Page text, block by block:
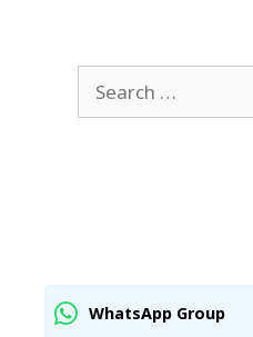
for:
WhatsApp Group